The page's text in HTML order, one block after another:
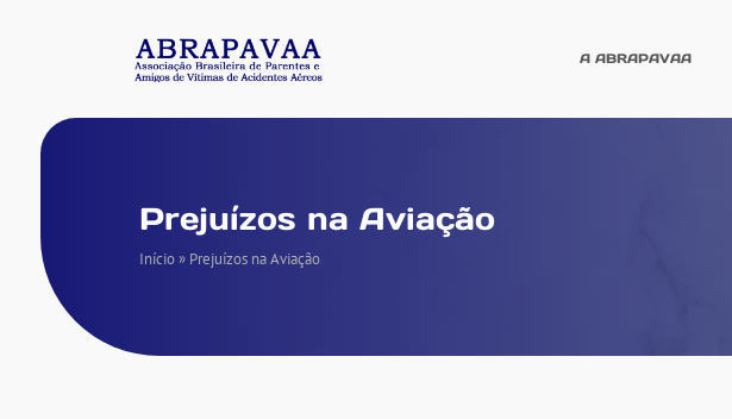
A ABRAPAVAA
Prejuízos na Aviação
Início» Prejuízos na Aviação